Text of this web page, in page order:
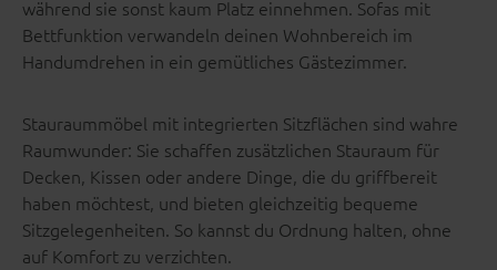
während sie sonst kaum Platz einnehmen. Sofas mit
Bettfunktion verwandeln deinen Wohnbereich im
Handumdrehen in ein gemütliches Gästezimmer.
Stauraummöbel mit integrierten Sitzflächen sind wahre
Raumwunder: Sie schaffen zusätzlichen Stauraum für
Decken, Kissen oder andere Dinge, die du griffbereit
haben möchtest, und bieten gleichzeitig bequeme
Sitzgelegenheiten. So kannst du Ordnung halten, ohne
auf Komfort zu verzichten.